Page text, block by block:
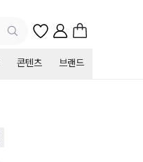
콘텐츠 브랜드